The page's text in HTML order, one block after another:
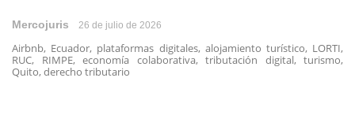
Mercojuris 26 de julio de 2026
Airbnb, Ecuador, plataformas digitales, alojamiento turístico, LORTI,
RUC, RIMPE, economía colaborativa, tributación digital, turismo,
Quito, derecho tributario